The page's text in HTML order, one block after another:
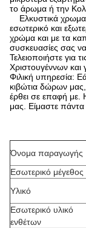
το άρωμα ή την
Ελκυστικά
εσωτερικό και
χρώμα και με τα
συσκευασίες σας
Τελειοποιήστε
Χριστουγέννων και
Φιλική υπηρεσία:
κιβώτια δώρων
έρθει σε επαφή με.
μας. Είμαστε πάντα
Όνομα παραγωγής
Εσωτερικό μέγεθος
Υλικό
Εσωτερικό υλικό
ενθέτων